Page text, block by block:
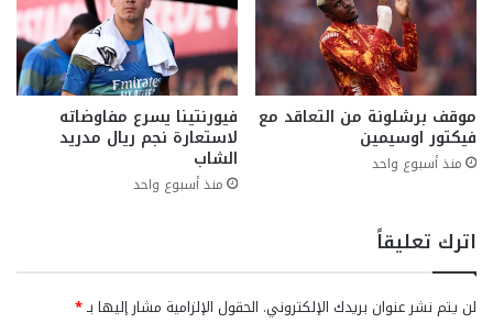
موقف برشلونة من التعاقد مع
فيكتور اوسيمين
منذ أسبوع واحد
فيورنتينا يسرع مفاوضاته
لاستعارة نجم ريال مدريد
الشاب
منذ أسبوع واحد
اترك تعليقاً
لن يتم نشر عنوان بريدك الإلكتروني. الحقول الإلزامية مشار إليها بـ*